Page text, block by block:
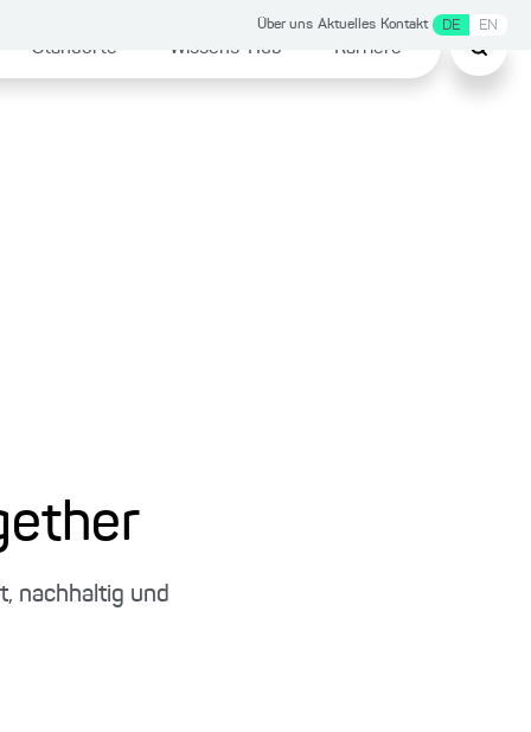
Über uns Aktuelles Kontakt DE EN
Standorte Wissens-Hub Karriere
nachhaltig und